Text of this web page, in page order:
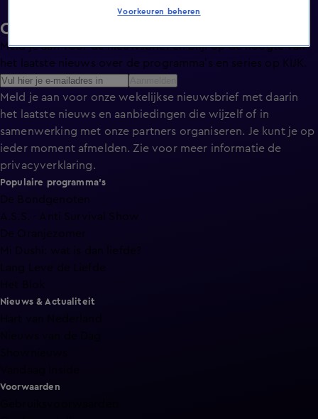
Ontvang de KIJK-nieuwsbrief
Meld je aan voor de nieuwsbrief en blijf op de hoogte van
het laatste nieuws over de programma’s en series op KIJK.
Meld je aan voor onze wekelijkse nieuwsbrief met daarin
het laatste nieuws en aanbiedingen die wijzelf of in
samenwerking met onze partners organiseren. Je kunt je op
ieder moment afmelden. Zie voor meer informatie de
privacyverklaring.
Populaire programma's
De Bondgenoten
A.S.S. - Anti Survival Show
De Oranjezomer
Mi Dushi: wat is dan liefde?
Lang Leve de Liefde
Het Blok
Nieuws & Actualiteit
Voorwaarden
Voorkeuren beheren